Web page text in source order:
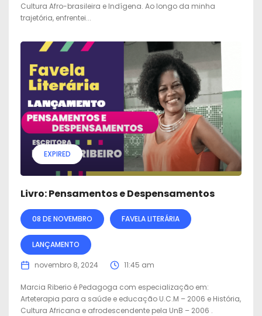
Cultura Afro-brasileira e Indígena. Ao longo da minha
trajetória, enfrentei...
EXPIRED
Livro: Pensamentos e Despensamentos
08 DE NOVEMBRO FAVELA LITERÁRIA
LANÇAMENTO
novembro 8, 2024 11:45 am
Marcia Riberio é Pedagoga com especialização em:
Arteterapia para a saúde e educação U.C.M – 2006 e História,
Cultura Africana e afrodescendente pela UnB – 2006 .